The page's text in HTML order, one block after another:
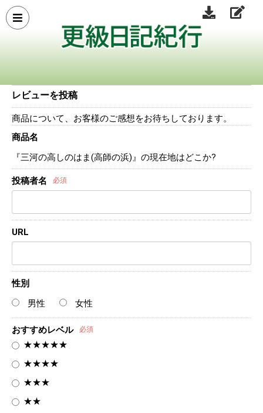
レビューを投稿
商品について、お客様のご感想をお待ちしております。
商品名
『三河の高しのはま(高師の浜)』の現在地はどこか?
投稿者名 必須
URL
性別
男性
女性
おすすめレベル 必須
★★★★★
★★★★
★★★
★★